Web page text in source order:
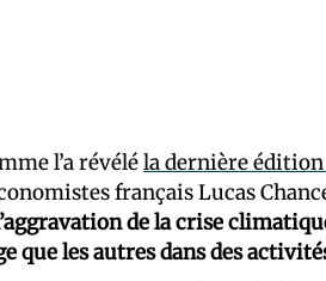
l’a révéléla dernière
français Lucas
de la crise
que les autres dans des